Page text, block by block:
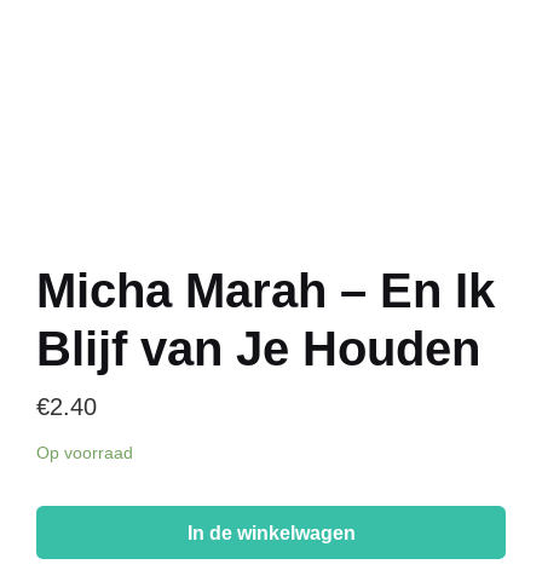
Micha Marah – En Ik
Blijf van Je Houden
€2.40
Op voorraad
Micha
-
In de winkelwagen